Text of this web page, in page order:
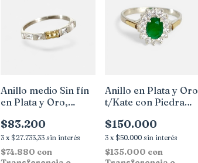
Anillo medio Sin fín
en Plata y Oro,
$83.200
3 x $27.733,33 sin interés
$74.880 con
Anillo en Plata y Oro
t/Kate con Piedra
$150.000
3 x $50.000 sin interés
$135.000 con